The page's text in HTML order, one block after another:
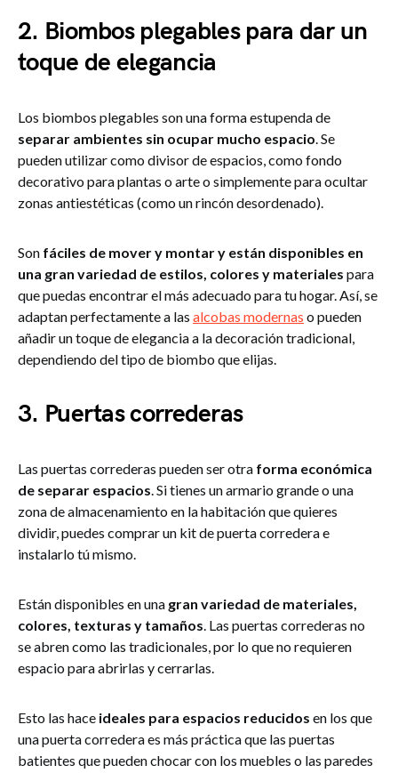
2. Biombos plegables para dar un
toque de elegancia
Los biombos plegables son una forma estupenda de
separar ambientes sin ocupar mucho espacio. Se
pueden utilizar como divisor de espacios, como fondo
decorativo para plantas o arte o simplemente para ocultar
zonas antiestéticas (como un rincón desordenado).
Son fáciles de mover y montar y están disponibles en
una gran variedad de estilos, colores y materiales para
que puedas encontrar el más adecuado para tu hogar. Así, se
adaptan perfectamente a las alcobas modernas o pueden
añadir un toque de elegancia a la decoración tradicional,
dependiendo del tipo de biombo que elijas.
3. Puertas correderas
Las puertas correderas pueden ser otra forma económica
de separar espacios. Si tienes un armario grande o una
zona de almacenamiento en la habitación que quieres
dividir, puedes comprar un kit de puerta corredera e
instalarlo tú mismo.
Están disponibles en una gran variedad de materiales,
colores, texturas y tamaños. Las puertas correderas no
se abren como las tradicionales, por lo que no requieren
espacio para abrirlas y cerrarlas.
Esto las hace ideales para espacios reducidos en los que
una puerta corredera es más práctica que las puertas
batientes que pueden chocar con los muebles o las paredes